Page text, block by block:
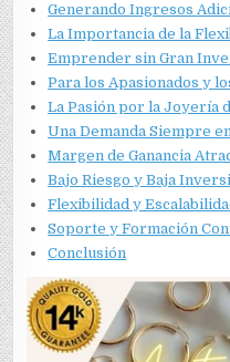
Generando Ingresos
La Importancia de la
Emprender sin Gran
Para los Apasionados y
La Pasión por la Joyería
Una Demanda Siempre
Margen de Ganancia
Bajo Riesgo y Baja
Flexibilidad y
Soporte y Formación
Conclusión